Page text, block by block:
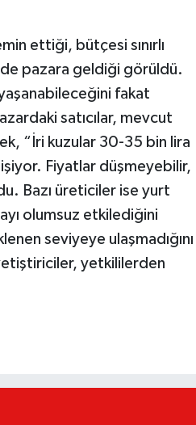
ettiği, bütçesi sınırlı
pazara geldiği görüldü.
fakat
satıcılar, mevcut
“İri kuzular 30-35 bin lira
Fiyatlar düşmeyebilir,
Bazı üreticiler ise yurt
olumsuz etkilediğini
seviyeye ulaşmadığını
yetkililerden